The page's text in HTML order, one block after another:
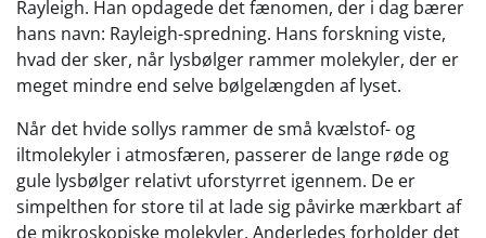
Rayleigh. Han opdagede det fænomen, der i dag bærer
hans navn: Rayleigh-spredning. Hans forskning viste,
hvad der sker, når lysbølger rammer molekyler, der er
meget mindre end selve bølgelængden af lyset.
Når det hvide sollys rammer de små kvælstof- og
iltmolekyler i atmosfæren, passerer de lange røde og
gule lysbølger relativt uforstyrret igennem. De er
simpelthen for store til at lade sig påvirke mærkbart af
de mikroskopiske molekyler. Anderledes forholder det